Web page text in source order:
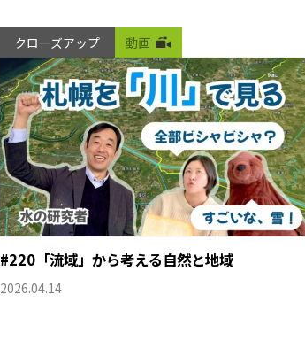
クローズアップ 動画
#220「流域」から考える自然と地域
2026.04.14